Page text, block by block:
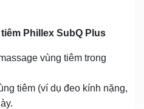
Phillex SubQ Plus
vùng tiêm trong
tiêm (ví dụ đeo kính nặng,